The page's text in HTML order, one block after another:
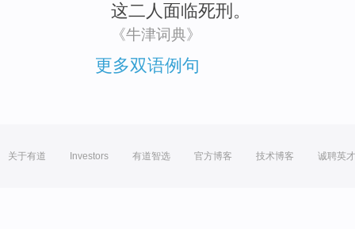
这二人 面临死刑 。
《牛津词典》
更多双语例句
关于有道 Investors 有道智选 官方博客 技术博客 诚聘英才